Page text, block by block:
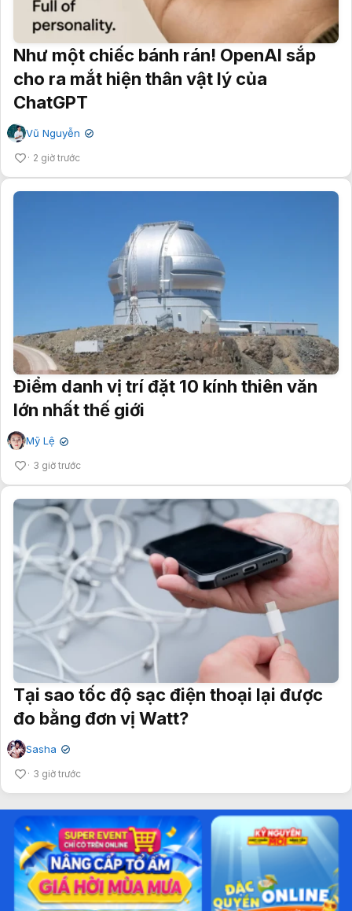
Như một chiếc bánh rán! OpenAI sắp
cho ra mắt hiện thân vật lý của
ChatGPT
Vũ Nguyễn ✔
2 giờ trước
Điểm danh vị trí đặt 10 kính thiên văn
lớn nhất thế giới
Mỹ Lệ ✔
3 giờ trước
Tại sao tốc độ sạc điện thoại lại được
đo bằng đơn vị Watt?
Sasha ✔
3 giờ trước